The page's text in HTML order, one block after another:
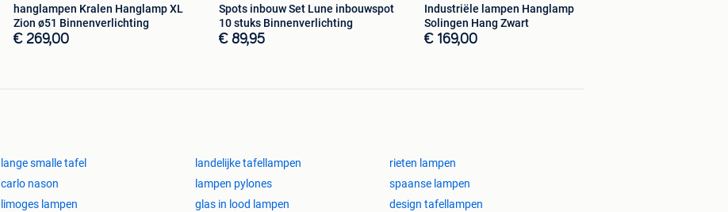
hanglampen Kralen Hanglamp XL
Zion ø51 Binnenverlichting
€ 269,00
Spots inbouw Set Lune inbouwspot
10 stuks Binnenverlichting
€ 89,95
Industriële lampen Hanglamp
Solingen Hang Zwart
€ 169,00
lange smalle tafel landelijke tafellampen
rieten lampen
carlo nason lampen pylones
spaanse lampen
limoges lampen glas in lood lampen
design tafellampen